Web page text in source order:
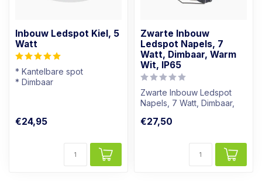
Inbouw Ledspot Kiel, 5
Watt
* Kantelbare spot
* Dimbaar
€24,95
Zwarte Inbouw
Ledspot Napels, 7
Watt, Dimbaar, Warm
Wit, IP65
Zwarte Inbouw Ledspot
Napels, 7 Watt, Dimbaar,
€27,50